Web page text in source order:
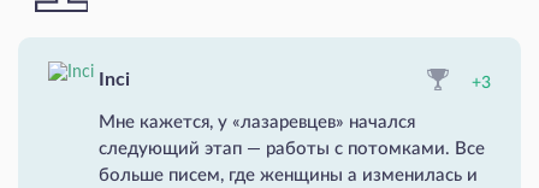
Inci +3
Мне кажется, у «лазаревцев» начался
следующий этап — работы с потомками. Все
больше писем, где женщины а изменилась и